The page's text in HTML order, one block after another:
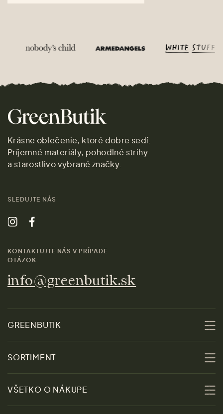
Krásne oblečenie, ktoré dobre sedí.
Príjemné materiály, pohodlné strihy
a starostlivo vybrané značky.
SLEDUJTE NÁS
KONTAKTUJTE NÁS V PRÍPADE
OTÁZOK
info@greenbutik.sk
GREENBUTIK
Udržateľnosť
SORTIMENT
Zľavy
Ženy
VŠETKO O NÁKUPE